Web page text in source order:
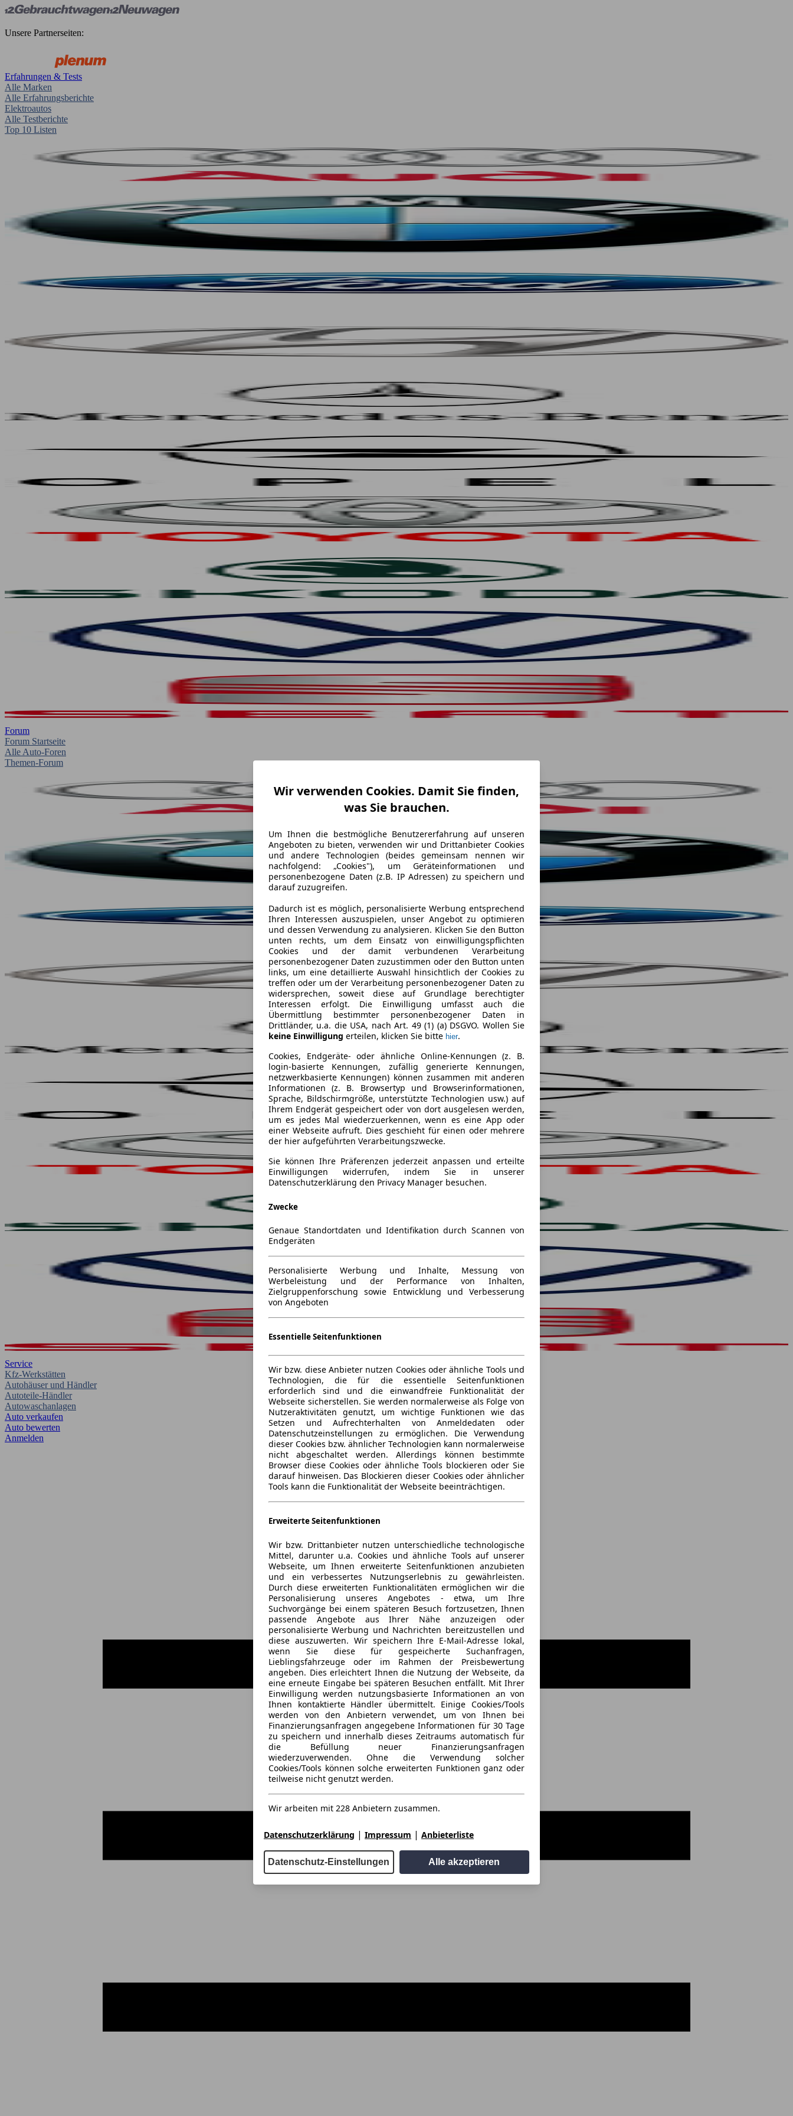
Unsere Partnerseiten:
Erfahrungen & Tests
Alle Marken
Alle Erfahrungsberichte
Elektroautos
Alle Testberichte
Top 10 Listen
Forum
Forum Startseite
Alle Auto-Foren
Themen-Forum
Service
Kfz-Werkstätten
Autohäuser und Händler
Autoteile-Händler
Autowaschanlagen
Auto verkaufen
Auto bewerten
Anmelden
Wir verwenden Cookies. Damit Sie finden,
was Sie brauchen.
Um Ihnen die bestmögliche Benutzererfahrung auf unseren
Angeboten zu bieten, verwenden wir und Drittanbieter Cookies
und andere Technologien (beides gemeinsam nennen wir
nachfolgend: „Cookies"), um Geräteinformationen und
personenbezogene Daten (z.B. IP Adressen) zu speichern und
darauf zuzugreifen.
Dadurch ist es möglich, personalisierte Werbung entsprechend
Ihren Interessen auszuspielen, unser Angebot zu optimieren
und dessen Verwendung zu analysieren. Klicken Sie den Button
unten rechts, um dem Einsatz von einwilligungspflichten
Cookies und der damit verbundenen Verarbeitung
personenbezogener Daten zuzustimmen oder den Button unten
links, um eine detaillierte Auswahl hinsichtlich der Cookies zu
treffen oder um der Verarbeitung personenbezogener Daten zu
widersprechen, soweit diese auf Grundlage berechtigter
Interessen erfolgt. Die Einwilligung umfasst auch die
Übermittlung bestimmter personenbezogener Daten in
Drittländer, u.a. die USA, nach Art. 49 (1) (a) DSGVO. Wollen Sie
keine Einwilligung erteilen, klicken Sie bitte hier.
Cookies, Endgeräte- oder ähnliche Online-Kennungen (z. B.
login-basierte Kennungen, zufällig generierte Kennungen,
netzwerkbasierte Kennungen) können zusammen mit anderen
Informationen (z. B. Browsertyp und Browserinformationen,
Sprache, Bildschirmgröße, unterstützte Technologien usw.) auf
Ihrem Endgerät gespeichert oder von dort ausgelesen werden,
um es jedes Mal wiederzuerkennen, wenn es eine App oder
einer Webseite aufruft. Dies geschieht für einen oder mehrere
der hier aufgeführten Verarbeitungszwecke.
Sie können Ihre Präferenzen jederzeit anpassen und erteilte
Einwilligungen widerrufen, indem Sie in unserer
Datenschutzerklärung den Privacy Manager besuchen.
Zwecke
Genaue Standortdaten und Identifikation durch Scannen von
Endgeräten
Personalisierte Werbung und Inhalte, Messung von
Werbeleistung und der Performance von Inhalten,
Zielgruppenforschung sowie Entwicklung und Verbesserung
von Angeboten
Essentielle Seitenfunktionen
Wir bzw. diese Anbieter nutzen Cookies oder ähnliche Tools und
Technologien, die für die essentielle Seitenfunktionen
erforderlich sind und die einwandfreie Funktionalität der
Webseite sicherstellen. Sie werden normalerweise als Folge von
Nutzeraktivitäten genutzt, um wichtige Funktionen wie das
Setzen und Aufrechterhalten von Anmeldedaten oder
Datenschutzeinstellungen zu ermöglichen. Die Verwendung
dieser Cookies bzw. ähnlicher Technologien kann normalerweise
nicht abgeschaltet werden. Allerdings können bestimmte
Browser diese Cookies oder ähnliche Tools blockieren oder Sie
darauf hinweisen. Das Blockieren dieser Cookies oder ähnlicher
Tools kann die Funktionalität der Webseite beeinträchtigen.
Erweiterte Seitenfunktionen
Wir bzw. Drittanbieter nutzen unterschiedliche technologische
Mittel, darunter u.a. Cookies und ähnliche Tools auf unserer
Webseite, um Ihnen erweiterte Seitenfunktionen anzubieten
und ein verbessertes Nutzungserlebnis zu gewährleisten.
Durch diese erweiterten Funktionalitäten ermöglichen wir die
Personalisierung unseres Angebotes - etwa, um Ihre
Suchvorgänge bei einem späteren Besuch fortzusetzen, Ihnen
passende Angebote aus Ihrer Nähe anzuzeigen oder
personalisierte Werbung und Nachrichten bereitzustellen und
diese auszuwerten. Wir speichern Ihre E-Mail-Adresse lokal,
wenn Sie diese für gespeicherte Suchanfragen,
Lieblingsfahrzeuge oder im Rahmen der Preisbewertung
angeben. Dies erleichtert Ihnen die Nutzung der Webseite, da
eine erneute Eingabe bei späteren Besuchen entfällt. Mit Ihrer
Einwilligung werden nutzungsbasierte Informationen an von
Ihnen kontaktierte Händler übermittelt. Einige Cookies/Tools
werden von den Anbietern verwendet, um von Ihnen bei
Finanzierungsanfragen angegebene Informationen für 30 Tage
zu speichern und innerhalb dieses Zeitraums automatisch für
die Befüllung neuer Finanzierungsanfragen
wiederzuverwenden. Ohne die Verwendung solcher
Cookies/Tools können solche erweiterten Funktionen ganz oder
teilweise nicht genutzt werden.
Wir arbeiten mit 228 Anbietern zusammen.
Datenschutzerklärung | Impressum | Anbieterliste
Datenschutz-Einstellungen Alle akzeptieren